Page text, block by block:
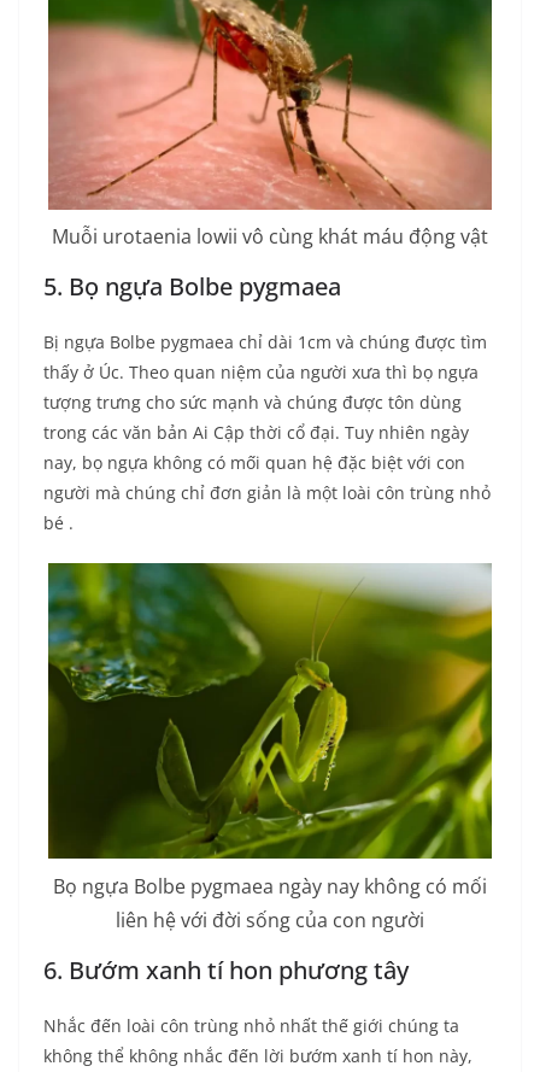
Muỗi urotaenia lowii vô cùng khát máu động vật
5. Bọ ngựa Bolbe pygmaea
Bị ngựa Bolbe pygmaea chỉ dài 1cm và chúng được tìm
thấy ở Úc. Theo quan niệm của người xưa thì bọ ngựa
tượng trưng cho sức mạnh và chúng được tôn dùng
trong các văn bản Ai Cập thời cổ đại. Tuy nhiên ngày
nay, bọ ngựa không có mối quan hệ đặc biệt với con
người mà chúng chỉ đơn giản là một loài côn trùng nhỏ
bé .
Bọ ngựa Bolbe pygmaea ngày nay không có mối
liên hệ với đời sống của con người
6. Bướm xanh tí hon phương tây
Nhắc đến loài côn trùng nhỏ nhất thế giới chúng ta
không thể không nhắc đến lời bướm xanh tí hon này,